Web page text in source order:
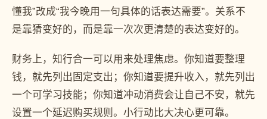
懂我”改成“我今晚用一句具体的话表达需要”。关系不
是靠猜变好的，而是靠一次次更清楚的表达变好的。
财务上，知行合一可以用来处理焦虑。你知道要整理
钱，就先列出固定支出；你知道要提升收入，就先列出
一个可学习技能；你知道冲动消费会让自己不安，就先
设置一个延迟购买规则。小行动比大决心更可靠。